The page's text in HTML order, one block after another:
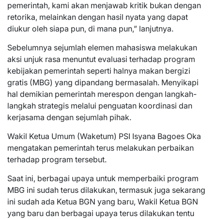
pemerintah, kami akan menjawab kritik bukan dengan
retorika, melainkan dengan hasil nyata yang dapat
diukur oleh siapa pun, di mana pun,” lanjutnya.
Sebelumnya sejumlah elemen mahasiswa melakukan
aksi unjuk rasa menuntut evaluasi terhadap program
kebijakan pemerintah seperti halnya makan bergizi
gratis (MBG) yang dipandang bermasalah. Menyikapi
hal demikian pemerintah merespon dengan langkah-
langkah strategis melalui penguatan koordinasi dan
kerjasama dengan sejumlah pihak.
Wakil Ketua Umum (Waketum) PSI Isyana Bagoes Oka
mengatakan pemerintah terus melakukan perbaikan
terhadap program tersebut.
Saat ini, berbagai upaya untuk memperbaiki program
MBG ini sudah terus dilakukan, termasuk juga sekarang
ini sudah ada Ketua BGN yang baru, Wakil Ketua BGN
yang baru dan berbagai upaya terus dilakukan tentu